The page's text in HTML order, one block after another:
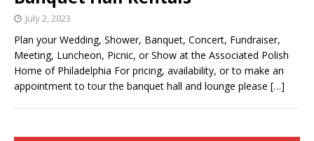
July 2, 2023
Plan your Wedding, Shower, Banquet, Concert, Fundraiser,
Meeting, Luncheon, Picnic, or Show at the Associated Polish
Home of Philadelphia For pricing, availability, or to make an
appointment to tour the banquet hall and lounge please […]